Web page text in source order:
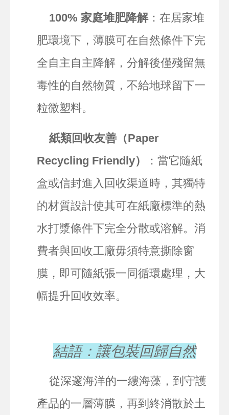
100% 家庭堆肥降解：在居家堆
肥環境下，薄膜可在自然條件下完
全自主自主降解，分解後僅殘留無
毒性的自然物質，不給地球留下一
粒微塑料。
紙類回收友善（Paper
Recycling Friendly）
：當它隨紙
盒或信封進入回收渠道時，其獨特
的材質設計使其可在紙廠標準的熱
水打漿條件下完全分散或溶解。消
費者與回收工廠毋須特意撕除窗
膜，即可隨紙張一同循環處理，大
幅提升回收效率。
結語：讓包裝回歸自然
從深邃海洋的一縷海藻，到守護
產品的一層薄膜，再到終消散於土